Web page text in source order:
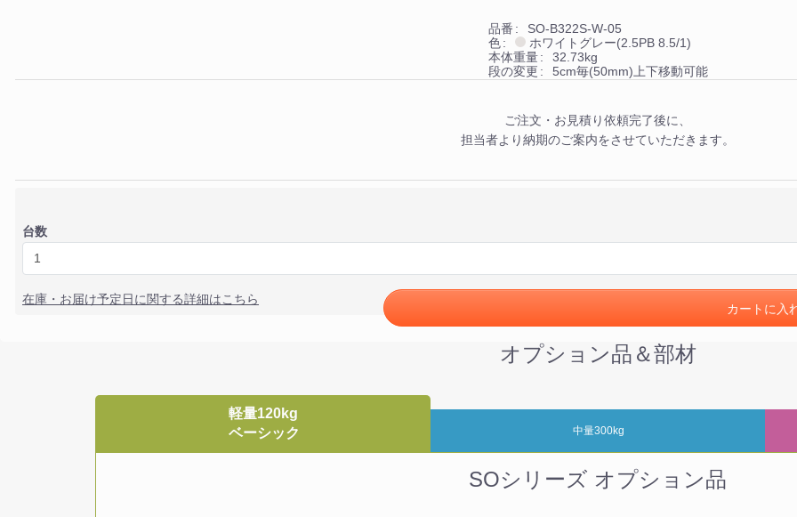
品番
SO-B322S-W-05
色
ホワイトグレー(2.5PB 8.5/1)
本体重量
32.73kg
段の変更
5cm毎(50mm)上下移動可能
ご注文・お見積り依頼完了後に、
担当者より納期のご案内をさせていただきます。
台数
カートに入
在庫・お届け予定日に関する詳細はこちら
オプション品＆部材
軽量120kg
ベーシック
中量300kg
SOシリーズ オプション品